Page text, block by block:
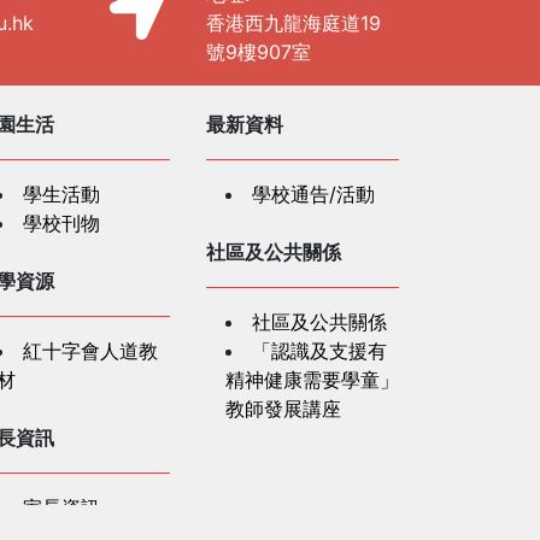
香港西九龍海庭道19
號9樓907室
生活
學生活動
學校刊物
資源
紅十字會人道教
資訊
家長資訊
最新資料
學校通告/活動
社區及公共關係
社區及公共關係
「認識及支援有
精神健康需要學童」
教師發展講座